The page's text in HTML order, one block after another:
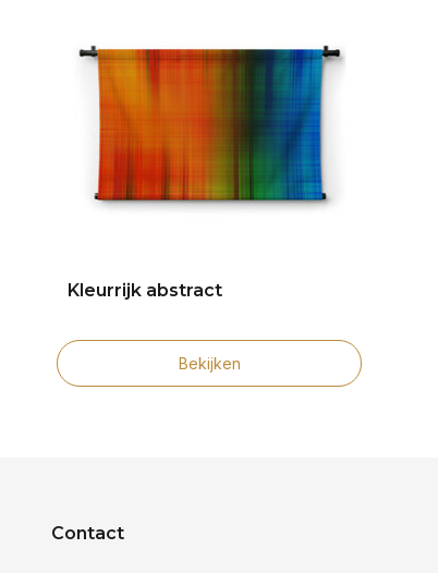
Kleurrijk abstract
Bekijken
Contact